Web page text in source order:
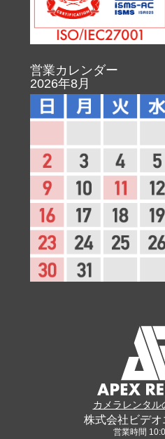
カメラレンタル
株式会社ビデオ
営業時間
営業カレンダー
2026年8月